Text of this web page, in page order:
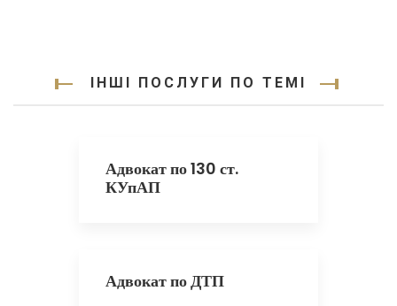
ІНШІ ПОСЛУГИ ПО ТЕМІ
Адвокат по 130 ст.
КУпАП
Адвокат по ДТП